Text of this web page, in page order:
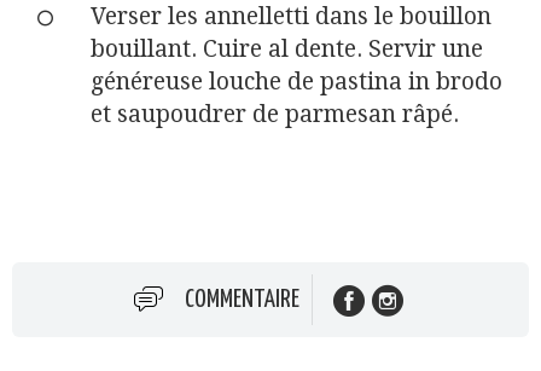
Verser les annelletti dans le bouillon
bouillant. Cuire al dente. Servir une
généreuse louche de pastina in brodo
et saupoudrer de parmesan râpé.
COMMENTAIRE